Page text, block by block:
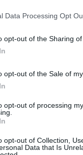
Data Processing Opt
opt-out of the Sharing
opt-out of the Sale of
opt-out of processing
opt-out of Collection,
Data that Is
μιλήσει
ενημέρωσης
οποίος
αυτοκτονίας
να με
δυστύχημα
με ΙΧ – Δύο
Μαθητής